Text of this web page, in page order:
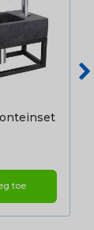
toe